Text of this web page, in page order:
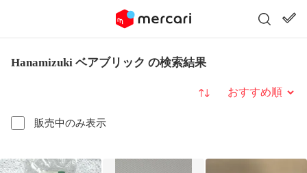
Hanamizuki ベアブリック の検索結果
販売中のみ表示
並び替え